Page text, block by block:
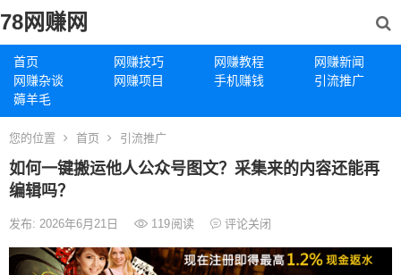
78网赚网
首页 网赚技巧 网赚教程
网赚新闻
网赚杂谈
网赚项目 手机赚钱
引流推广
薅羊毛
您的位置 首页 引流推广
如何一键搬运他人公众号图文？采集来的内容还能再
编辑吗？
发布: 2026年6月21日 119阅读 评论关闭